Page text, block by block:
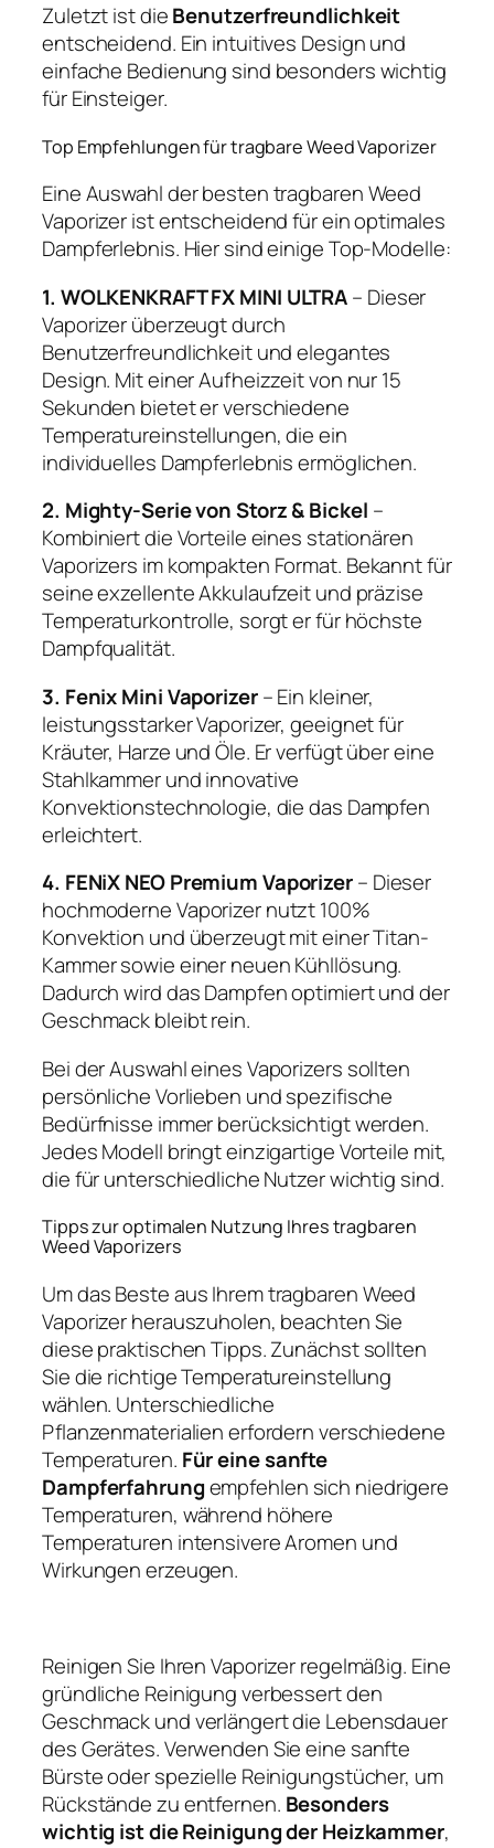
Zuletzt ist dieBenutzerfreundlichkeit
entscheidend. Ein intuitives Design und
einfache Bedienung sind besonders wichtig
für Einsteiger.
Top Empfehlungen für tragbare Weed Vaporizer
Eine Auswahl der besten tragbaren Weed
Vaporizer ist entscheidend für ein optimales
Dampferlebnis. Hier sind einige Top-Modelle:
1. WOLKENKRAFT FX MINI ULTRA– Dieser
Vaporizer überzeugt durch
Benutzerfreundlichkeit und elegantes
Design. Mit einer Aufheizzeit von nur 15
Sekunden bietet er verschiedene
Temperatureinstellungen, die ein
individuelles Dampferlebnis ermöglichen.
2. Mighty-Serie von Storz & Bickel –
Kombiniert die Vorteile eines stationären
Vaporizers im kompakten Format. Bekannt für
seine exzellente Akkulaufzeit und präzise
Temperaturkontrolle, sorgt er für höchste
Dampfqualität.
3. Fenix Mini Vaporizer– Ein kleiner,
leistungsstarker Vaporizer, geeignet für
Kräuter, Harze und Öle. Er verfügt über eine
Stahlkammer und innovative
Konvektionstechnologie, die das Dampfen
erleichtert.
4. FENiX NEO Premium Vaporizer– Dieser
hochmoderne Vaporizer nutzt 100%
Konvektion und überzeugt mit einer Titan-
Kammer sowie einer neuen Kühllösung.
Dadurch wird das Dampfen optimiert und der
Geschmack bleibt rein.
Bei der Auswahl eines Vaporizers sollten
persönliche Vorlieben und spezifische
Bedürfnisse immer berücksichtigt werden.
Jedes Modell bringt einzigartige Vorteile mit,
die für unterschiedliche Nutzer wichtig sind.
Tipps zur optimalen Nutzung Ihres tragbaren
Weed Vaporizers
Um das Beste aus Ihrem tragbaren Weed
Vaporizer herauszuholen, beachten Sie
diese praktischen Tipps. Zunächst sollten
Sie die richtige Temperatureinstellung
wählen. Unterschiedliche
Pflanzenmaterialien erfordern verschiedene
Temperaturen. Für eine sanfte
Dampferfahrungempfehlen sich niedrigere
Temperaturen, während höhere
Temperaturen intensivere Aromen und
Wirkungen erzeugen.
Reinigen Sie Ihren Vaporizer regelmäßig. Eine
gründliche Reinigung verbessert den
Geschmack und verlängert die Lebensdauer
des Gerätes. Verwenden Sie eine sanfte
Bürste oder spezielle Reinigungstücher, um
Rückstände zu entfernen. Besonders
wichtig ist die Reinigung der Heizkammer,